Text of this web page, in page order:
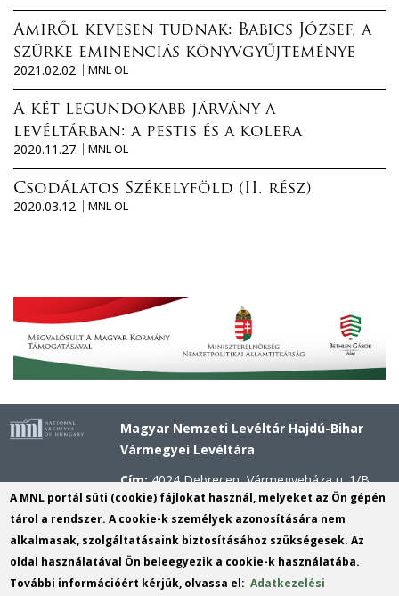
Amiről kevesen tudnak: Babics József, a
szürke eminenciás könyvgyűjteménye
2021.02.02.
MNL OL
A két legundokabb járvány a
levéltárban: a pestis és a kolera
2020.11.27.
MNL OL
Csodálatos Székelyföld (II. rész)
2020.03.12.
MNL OL
Magyar Nemzeti Levéltár Hajdú-Bihar
Vármegyei Levéltára
Cím:4024 Debrecen, Vármegyeháza u. 1/B.
Telefon:+36 52 503 296 (Titkárság), +36 52
503 297 (Kutatószolgálat)
Mobil:+36 20 311 4621 (Központi Kutató),
+36 20 311 2556 (Kossuth utcai Kutató), +36
30 637 7974 (Hajdúböszörményi Fióklevéltár)
A MNL portál süti (cookie) fájlokat használ, melyeket az Ön gépén
tárol a rendszer. A cookie-k személyek azonosítására nem
alkalmasak, szolgáltatásaink biztosításához szükségesek. Az
oldal használatával Ön beleegyezik a cookie-k használatába.
További információért kérjük, olvassa el:Adatkezelési